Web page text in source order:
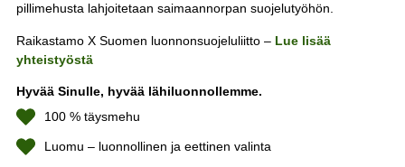
pillimehusta lahjoitetaan saimaannorpan suojelutyöhön.
Raikastamo X Suomen luonnonsuojeluliitto – Lue lisää
yhteistyöstä
Hyvää Sinulle, hyvää lähiluonnollemme.
100 % täysmehu
Luomu – luonnollinen ja eettinen valinta